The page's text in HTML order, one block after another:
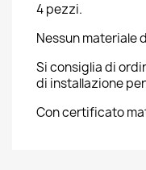
4 pezzi.
Nessun materiale
Si consiglia di
di installazione
Con certificato